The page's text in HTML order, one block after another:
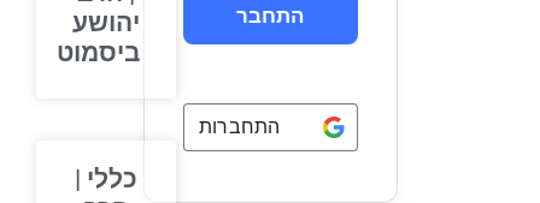
התחברות באמצעות
יהושע
ביסמוט
כללי |